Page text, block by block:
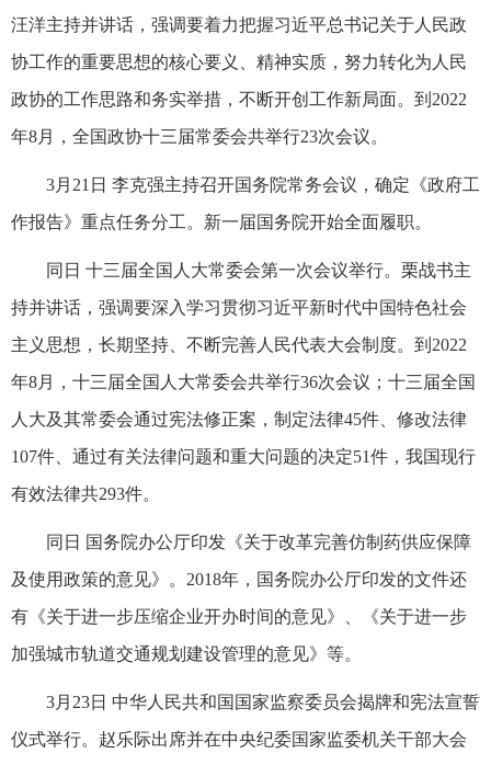
汪洋主持并讲话，强调要着力把握习近平总书记关于人民政
协工作的重要思想的核心要义、精神实质，努力转化为人民
政协的工作思路和务实举措，不断开创工作新局面。到2022
年8月，全国政协十三届常委会共举行23次会议。
3月21日 李克强主持召开国务院常务会议，确定《政府工
作报告》重点任务分工。新一届国务院开始全面履职。
同日 十三届全国人大常委会第一次会议举行。栗战书主
持并讲话，强调要深入学习贯彻习近平新时代中国特色社会
主义思想，长期坚持、不断完善人民代表大会制度。到2022
年8月，十三届全国人大常委会共举行36次会议；十三届全国
人大及其常委会通过宪法修正案，制定法律45件、修改法律
107件、通过有关法律问题和重大问题的决定51件，我国现行
有效法律共293件。
同日 国务院办公厅印发《关于改革完善仿制药供应保障
及使用政策的意见》。2018年，国务院办公厅印发的文件还
有《关于进一步压缩企业开办时间的意见》、《关于进一步
加强城市轨道交通规划建设管理的意见》等。
3月23日 中华人民共和国国家监察委员会揭牌和宪法宣誓
仪式举行。赵乐际出席并在中央纪委国家监委机关干部大会